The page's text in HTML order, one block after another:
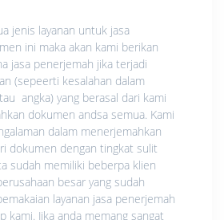
jenis layanan untuk jasa
ini maka akan kami berikan
jasa penerjemah jika terjadi
(sepeerti kesalahan dalam
angka) yang berasal dari kami
dokumen andsa semua. Kami
dalam menerjemahkan
dokumen dengan tingkat sulit
sudah memiliki beberpa klien
besar yang sudah
layanan jasa penerjemah
kami. Jika anda memang sangat